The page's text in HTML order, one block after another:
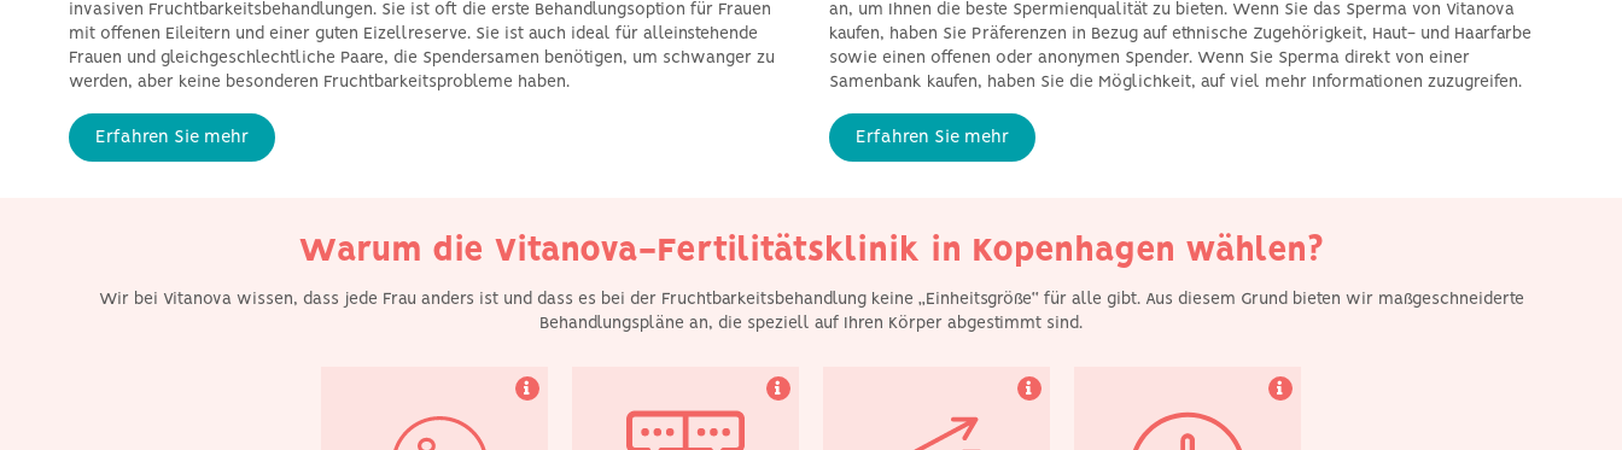
invasiven Fruchtbarkeitsbehandlungen. Sie ist oft die erste Behandlungsoption für Frauen
mit offenen Eileitern und einer guten Eizellreserve. Sie ist auch ideal für alleinstehende
Frauen und gleichgeschlechtliche Paare, die Spendersamen benötigen, um schwanger zu
werden, aber keine besonderen Fruchtbarkeitsprobleme haben.
Erfahren Sie mehr
an, um Ihnen die beste Spermienqualität zu bieten. Wenn Sie das Sperma von Vitanova
kaufen, haben Sie Präferenzen in Bezug auf ethnische Zugehörigkeit, Haut- und Haarfarbe
sowie einen offenen oder anonymen Spender. Wenn Sie Sperma direkt von einer
Samenbank kaufen, haben Sie die Möglichkeit, auf viel mehr Informationen zuzugreifen.
Erfahren Sie mehr
Warum die Vitanova-Fertilitätsklinik in Kopenhagen wählen?
Wir bei Vitanova wissen, dass jede Frau anders ist und dass es bei der Fruchtbarkeitsbehandlung keine „Einheitsgröße“ für alle gibt. Aus diesem Grund bieten wir maßgeschneiderte
Behandlungspläne an, die speziell auf Ihren Körper abgestimmt sind.
Wir verfügen über mehr
erfüllen.
Wir sind sehr stolz
darauf, dass wir
durchweg hervorragende
Erfolgsraten bei der
Fertilitätsbehandlung in
Wir haben unseren Sitz
so einfach wie möglich
zu gestalten.